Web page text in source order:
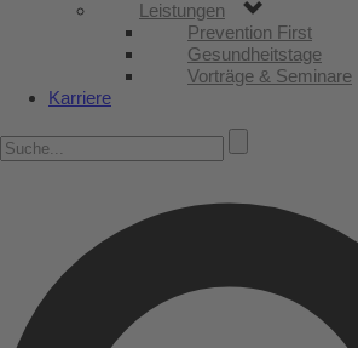
Leistungen
Prevention First
Gesundheitstage
Vorträge & Seminare
Karriere